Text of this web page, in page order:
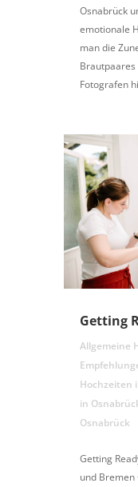
Osnabrück
emotionale
man die
Fotografen
Getting
Allgemeine
Hochzeiten
in
Osnabrück
Getting
und Bremen